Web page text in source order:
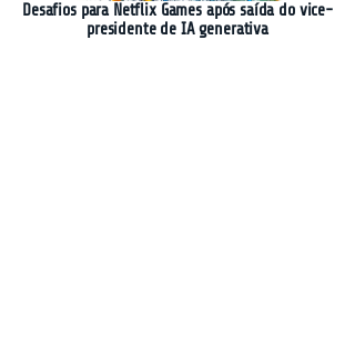
Desafios para Netflix Games após saída do vice-
presidente de IA generativa